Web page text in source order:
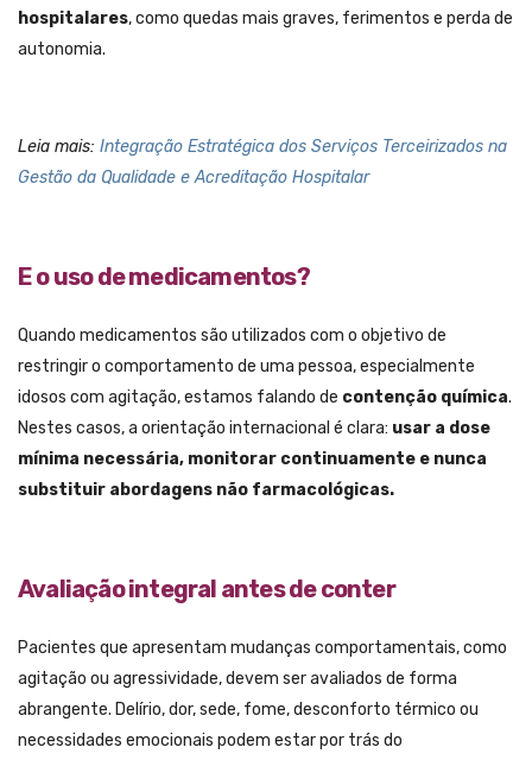
hospitalares, como quedas mais graves, ferimentos e perda de
autonomia.
Leia mais: Integração Estratégica dos Serviços Terceirizados na
Gestão da Qualidade e Acreditação Hospitalar
E o uso de medicamentos?
Quando medicamentos são utilizados com o objetivo de
restringir o comportamento de uma pessoa, especialmente
idosos com agitação, estamos falando de contenção química.
Nestes casos, a orientação internacional é clara: usar a dose
mínima necessária, monitorar continuamente e nunca
substituir abordagens não farmacológicas.
Avaliação integral antes de conter
Pacientes que apresentam mudanças comportamentais, como
agitação ou agressividade, devem ser avaliados de forma
abrangente. Delírio, dor, sede, fome, desconforto térmico ou
necessidades emocionais podem estar por trás do